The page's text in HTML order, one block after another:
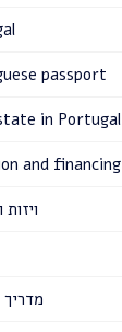
passport
in Portugal
and financing